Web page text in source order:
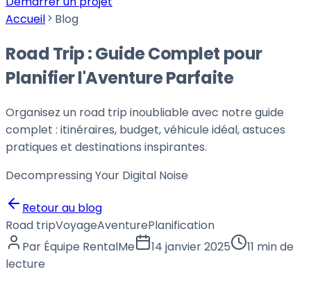
Accueil
Blog
Road Trip : Guide Complet pour
Planifier l'Aventure Parfaite
Organisez un road trip inoubliable avec notre guide
complet : itinéraires, budget, véhicule idéal, astuces
pratiques et destinations inspirantes.
Decompressing Your Digital Noise
Retour au blog
Road tripVoyageAventurePlanification
Par Équipe RentalMe 14 janvier 2025
11 min de
lecture